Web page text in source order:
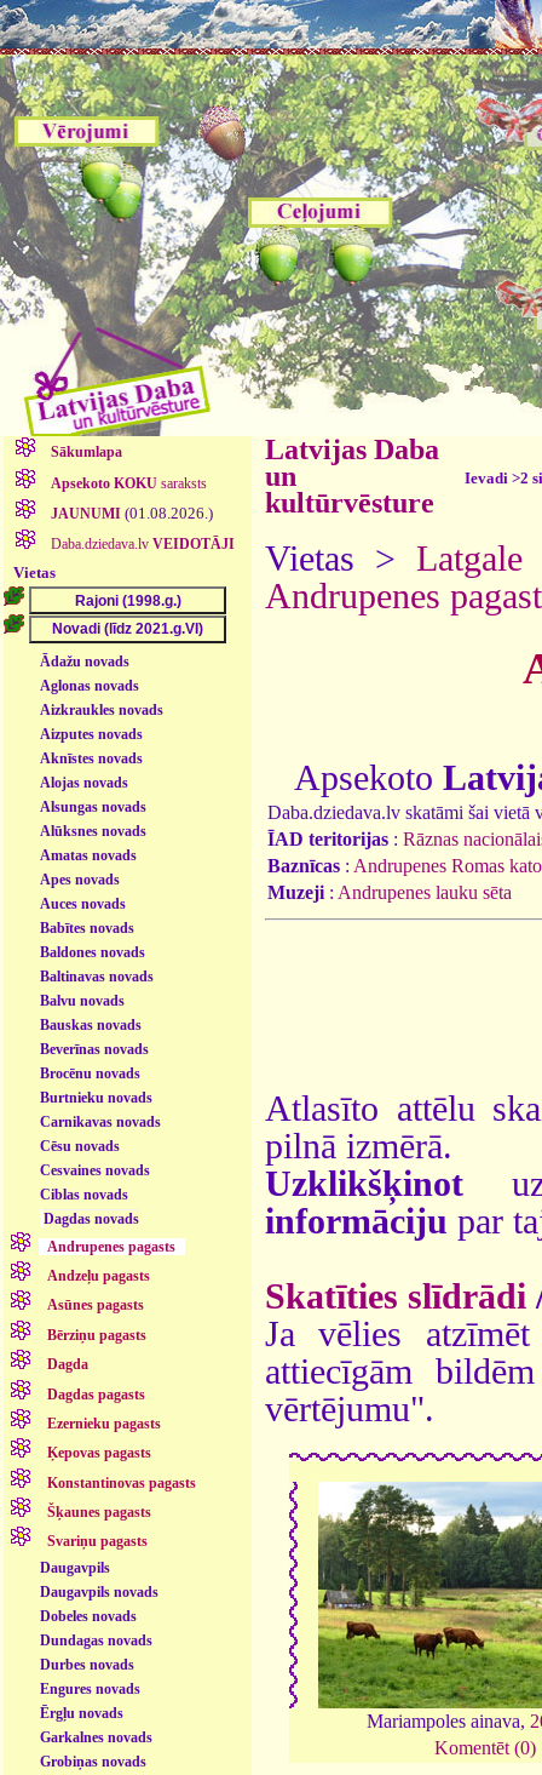
Sākumlapa
Apsekoto KOKUsaraksts
JAUNUMI (01.08.2026.)
Daba.dziedava.lv VEIDOTĀJI
Vietas
Ādažu novads
Aglonas novads
Aizkraukles novads
Aizputes novads
Aknīstes novads
Alojas novads
Alsungas novads
Alūksnes novads
Amatas novads
Apes novads
Auces novads
Babītes novads
Baldones novads
Baltinavas novads
Balvu novads
Bauskas novads
Beverīnas novads
Brocēnu novads
Burtnieku novads
Carnikavas novads
Cēsu novads
Cesvaines novads
Ciblas novads
Dagdas novads
Andrupenes pagasts
Andzeļu pagasts
Asūnes pagasts
Bērziņu pagasts
Dagda
Dagdas pagasts
Ezernieku pagasts
Ķepovas pagasts
Konstantinovas pagasts
Šķaunes pagasts
Svariņu pagasts
Daugavpils
Daugavpils novads
Dobeles novads
Dundagas novads
Durbes novads
Engures novads
Ērgļu novads
Garkalnes novads
Grobiņas novads
Latvijas Daba
un
kultūrvēsture
Ievadi >2
Vietas > Latgale
Andrupenes
Apsekoto
Daba.dziedava.lv skatāmi šai vietā
ĪAD teritorijas : Rāznas
Baznīcas : Andrupenes Romas
Muzeji : Andrupenes lauku sēta
Atlasīto attēlu
pilnā izmērā.
Uzklikšķinot
informāciju par
Skatīties slīdrādi
Ja vēlies
attiecīgām
vērtējumu".
Mariampoles ainava,
Komentēt (0)